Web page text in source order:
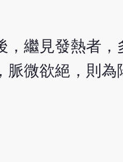
繼見發熱者，
微欲絕，則為